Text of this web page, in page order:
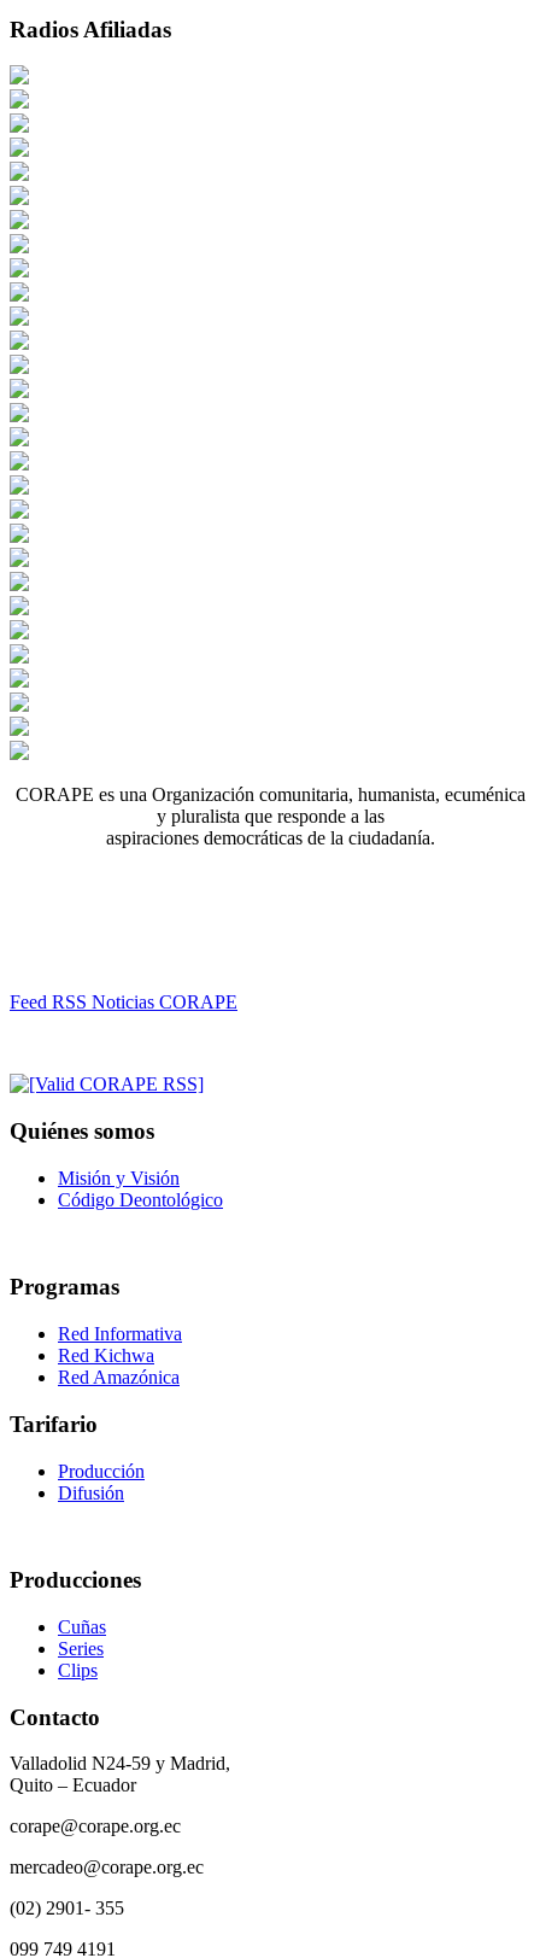
Radios Afiliadas
CORAPE es una Organización comunitaria, humanista, ecuménica
y pluralista que responde a las
aspiraciones democráticas de la ciudadanía.
Feed RSS Noticias CORAPE
Quiénes somos
Misión y Visión
Código Deontológico
Programas
Red Informativa
Red Kichwa
Red Amazónica
Tarifario
Producción
Difusión
Producciones
Cuñas
Series
Clips
Contacto
Valladolid N24-59 y Madrid,
Quito – Ecuador
corape@corape.org.ec
mercadeo@corape.org.ec
(02) 2901- 355
099 749 4191